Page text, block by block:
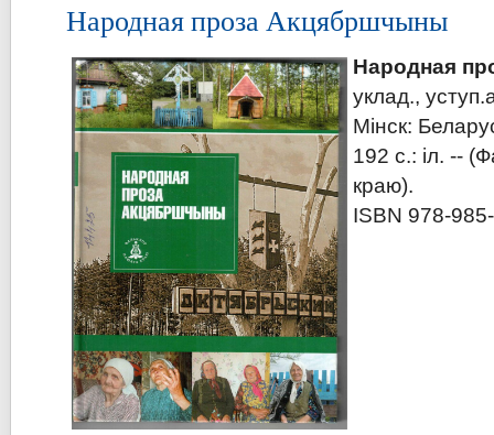
Народная проза Акцябршчыны
Народная
уклад.,
Мінск:
192 с.: іл. --
краю).
ISBN 978-